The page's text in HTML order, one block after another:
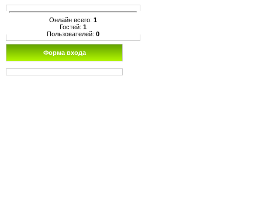
Онлайн всего: 1
Гостей: 1
Пользователей: 0
Форма входа